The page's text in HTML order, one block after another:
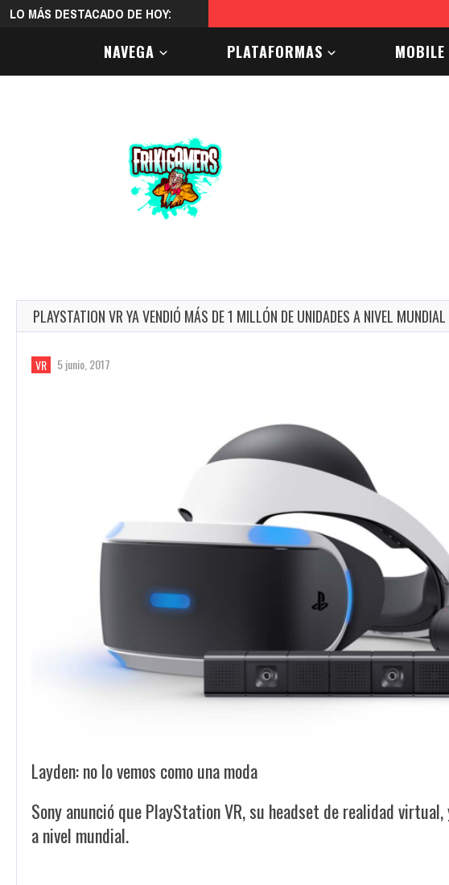
LO MÁS DESTACADO DE HOY:
NAVEGA PLATAFORMAS MOBILE
PLAYSTATION VR YA VENDIÓ MÁS DE 1 MILLÓN DE UNIDADES A NIVEL MUNDIAL
VR 5 junio, 2017
Layden: no lo vemos como una moda
Sony anunció que PlayStation VR, su headset de realidad
a nivel mundial.